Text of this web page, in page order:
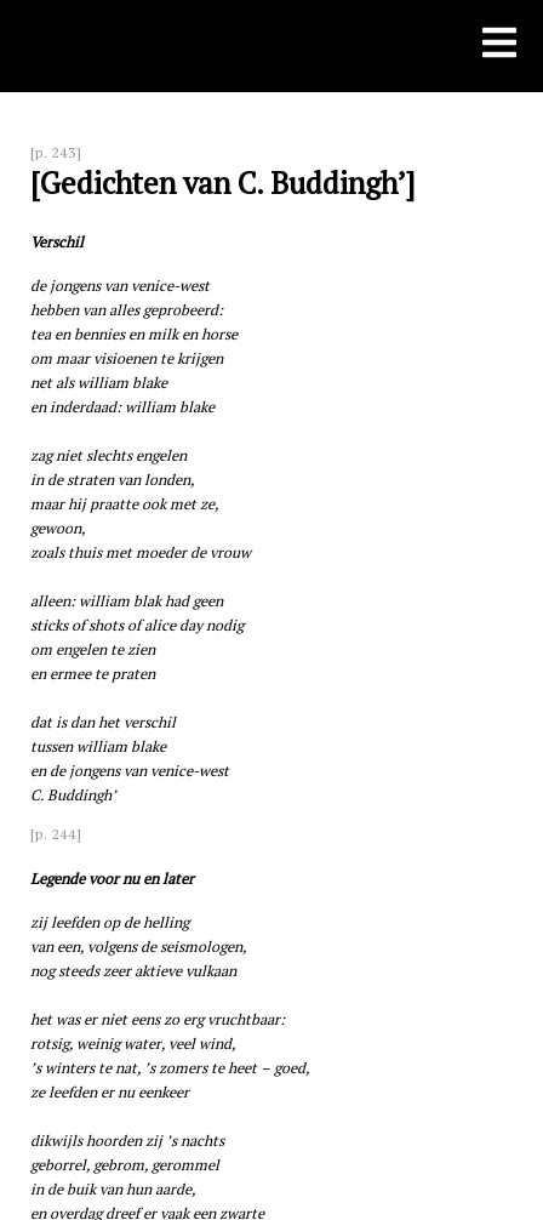
[p. 243]
[Gedichten van C. Buddingh’]
Verschil
de jongens van venice-west
hebben van alles geprobeerd:
tea en bennies en milk en horse
om maar visioenen te krijgen
net als william blake
en inderdaad: william blake
zag niet slechts engelen
in de straten van londen,
maar hij praatte ook met ze,
gewoon,
zoals thuis met moeder de vrouw
alleen: william blak had geen
sticks of shots of alice day nodig
om engelen te zien
en ermee te praten
dat is dan het verschil
tussen william blake
en de jongens van venice-west
C. Buddingh’
[p. 244]
Legende voor nu en later
zij leefden op de helling
van een, volgens de seismologen,
nog steeds zeer aktieve vulkaan
het was er niet eens zo erg vruchtbaar:
rotsig, weinig water, veel wind,
’s winters te nat, ’s zomers te heet – goed,
ze leefden er nu eenkeer
dikwijls hoorden zij ’s nachts
geborrel, gebrom, gerommel
in de buik van hun aarde,
en overdag dreef er vaak een zwarte